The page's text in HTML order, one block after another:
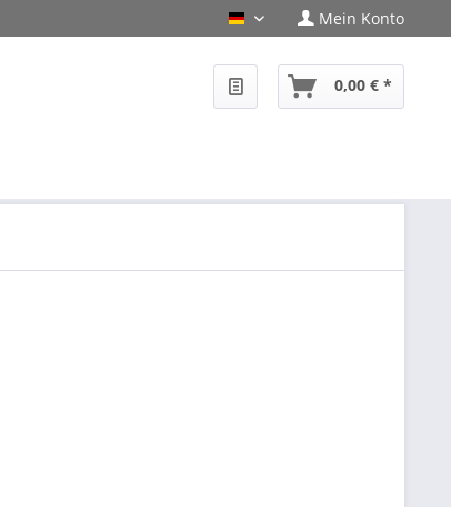
PHF-Shop Deutsch
Mein Konto
0,00 € *